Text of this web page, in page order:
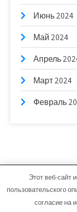
Июнь 2024
Май 2024
Апрель
Март 2024
Февраль
bb-
Этот веб-сайт
пользовательского
согласие на